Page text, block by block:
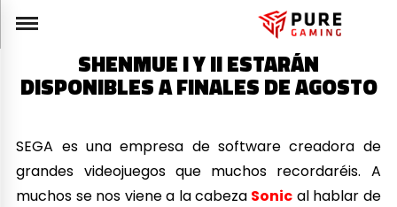
SHENMUE I Y II ESTARÁN
DISPONIBLES A FINALES DE AGOSTO
SEGA es una empresa de software creadora de
grandes videojuegos que muchos recordaréis. A
muchos se nos viene a la cabeza Sonic al hablar de